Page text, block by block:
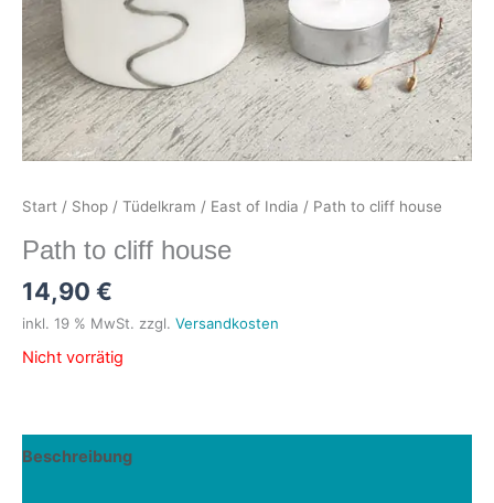
Start / Shop / Tüdelkram / East of India / Path to cliff house
Path to cliff house
14,90 €
inkl. 19 % MwSt. zzgl. Versandkosten
Nicht vorrätig
Beschreibung